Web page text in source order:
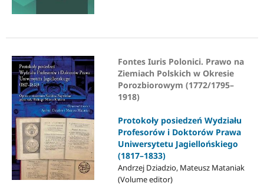
Fontes Iuris Polonici. Prawo na
Ziemiach Polskich w Okresie
Porozbiorowym (1772/1795–
1918)
Protokoły posiedzeń Wydziału
Profesorów i Doktorów Prawa
Uniwersytetu Jagiellońskiego
(1817–1833)
Andrzej Dziadzio, Mateusz Mataniak
(Volume editor)